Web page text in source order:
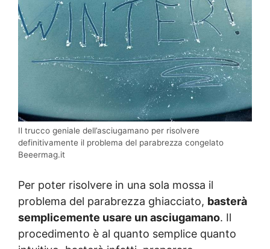
Il trucco geniale dell’asciugamano per risolvere
definitivamente il problema del parabrezza congelato
Beeermag.it
Per poter risolvere in una sola mossa il
problema del parabrezza ghiacciato, basterà
semplicemente usare un asciugamano. Il
procedimento è al quanto semplice quanto